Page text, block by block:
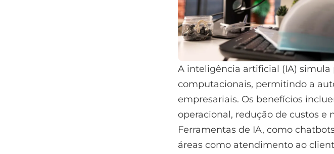
A inteligência artificial (IA)
computacionais, permitindo a
empresariais. Os benefícios
operacional, redução de custos e
Ferramentas de IA, como
áreas como atendimento ao